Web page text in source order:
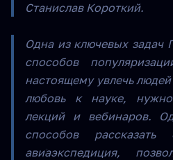
Станислав Короткий.
Одна из ключевых задач
способов
настоящему увлечь
любовь к науке,
лекций и вебинаров.
способов
авиаэкспедиция,